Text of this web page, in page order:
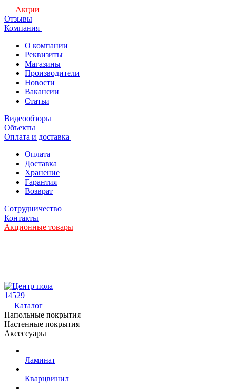
Акции
Отзывы
Компания
О компании
Реквизиты
Магазины
Производители
Новости
Вакансии
Статьи
Видеообзоры
Объекты
Оплата и доставка
Оплата
Доставка
Хранение
Гарантия
Возврат
Сотрудничество
Контакты
Акционные товары
14529
Каталог
Напольные покрытия
Настенные покрытия
Аксессуары
Ламинат
Кварцвинил